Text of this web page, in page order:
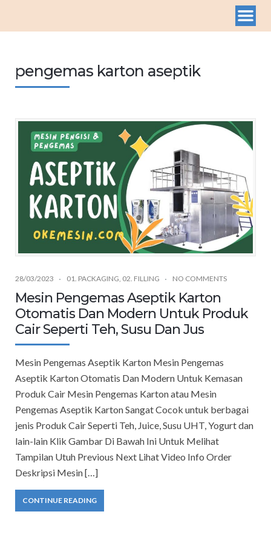
pengemas karton aseptik
28/03/2023 01. PACKAGING 02. FILLING NO COMMENTS
Mesin Pengemas Aseptik Karton
Otomatis Dan Modern Untuk Produk
Cair Seperti Teh, Susu Dan Jus
Mesin Pengemas Aseptik Karton Mesin Pengemas
Aseptik Karton Otomatis Dan Modern Untuk Kemasan
Produk Cair Mesin Pengemas Karton atau Mesin
Pengemas Aseptik Karton Sangat Cocok untuk berbagai
jenis Produk Cair Seperti Teh, Juice, Susu UHT, Yogurt dan
lain-lain Klik Gambar Di Bawah Ini Untuk Melihat
Tampilan Utuh Previous Next Lihat Video Info Order
Deskripsi Mesin […]
CONTINUE READING